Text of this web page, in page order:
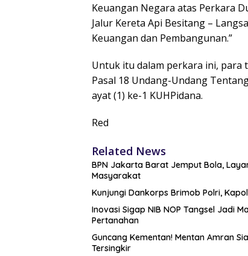
Keuangan Negara atas Perkara
Jalur Kereta Api Besitang –
Keuangan dan Pembangunan.”
Untuk itu dalam perkara ini, para
Pasal 18 Undang-Undang
ayat (1) ke-1 KUHPidana.
Red
Related News
BPN Jakarta Barat Jemput Bola,
Masyarakat
Kunjungi Dankorps Brimob Polri,
Inovasi Sigap NIB NOP Tangsel Jadi
Pertanahan
Guncang Kementan! Mentan Amran
Tersingkir